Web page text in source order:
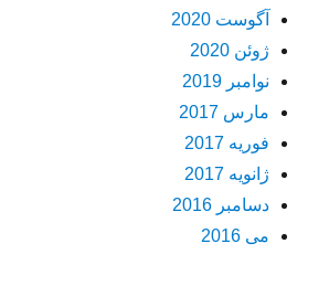
آگوست 2020
ژوئن 2020
نوامبر 2019
مارس 2017
فوریه 2017
ژانویه 2017
دسامبر 2016
می 2016